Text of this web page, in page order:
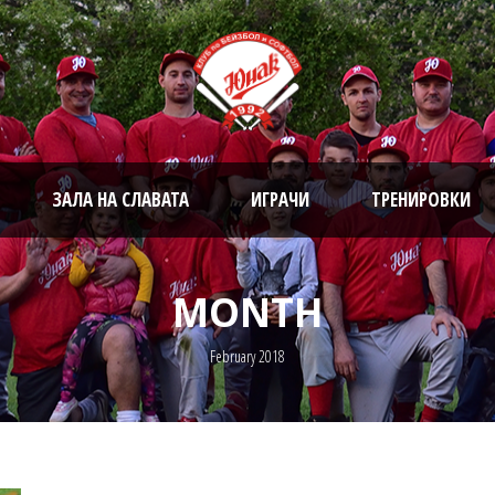
ЗАЛА НА СЛАВАТА ИГРАЧИ ТРЕНИРОВКИ
MONTH
February 2018